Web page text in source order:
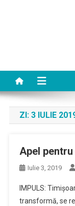
ZI: 3 IULIE
Apel
Iulie 3, 2019
IMPULS:
transformă, se